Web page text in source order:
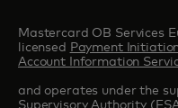
Mastercard OB Services
licensed Payment
Account Information
and operates under the